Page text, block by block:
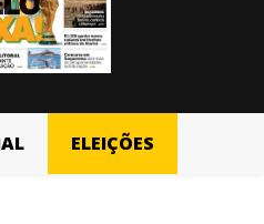
ELEIÇÕES